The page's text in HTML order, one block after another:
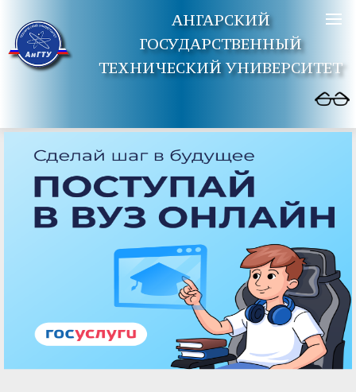
АНГАРСКИЙ
ГОСУДАРСТВЕННЫЙ
ТЕХНИЧЕСКИЙ УНИВЕРСИТЕТ